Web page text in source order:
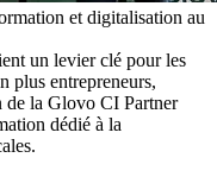
et digitalisation au
un levier clé pour les
plus entrepreneurs,
de la Glovo CI Partner
dédié à la